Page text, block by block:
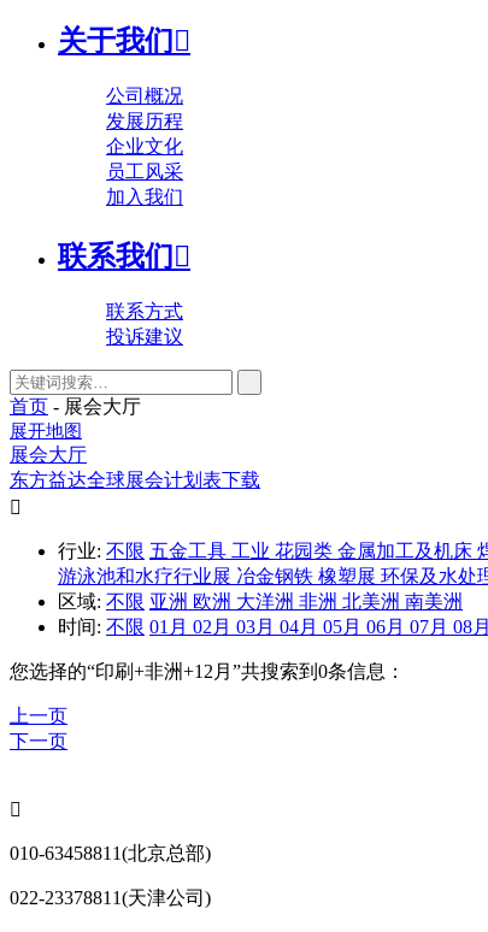
关于我们 
公司概况
发展历程
企业文化
员工风采
加入我们
联系我们 
联系方式
投诉建议
首页 - 展会大厅
展开地图
展会大厅
东方益达全球展会计划表下载

行业: 不限 五金工具 工业 花园类 金属加工及机床
游泳池和水疗行业展 冶金钢铁 橡塑展 环保及水处
区域: 不限 亚洲 欧洲 大洋洲 非洲 北美洲 南美洲
时间: 不限 01月 02月 03月 04月 05月 06月 07月 08月
您选择的“印刷+非洲+12月 ”共搜索到0条信息：
上一页
下一页

010-63458811(北京总部)
022-23378811(天津公司)